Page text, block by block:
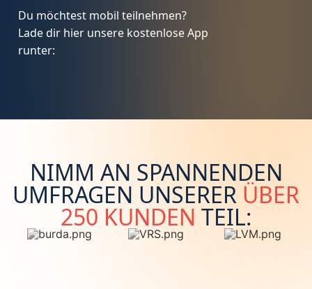
Du möchtest mobil teilnehmen?
Lade dir hier unsere kostenlose App
runter:
NIMM AN SPANNENDEN
UMFRAGEN UNSERER ÜBER
250 KUNDEN TEIL: